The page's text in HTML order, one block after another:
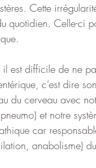
Cette
quotidien. Celle-ci
il est difficile de ne
c’est dire
du cerveau avec
et notre
car
anabolisme)